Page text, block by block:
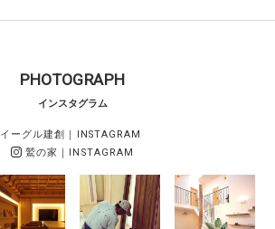
PHOTOGRAPH
インスタグラム
イーグル建創 ｜INSTAGRAM
鷲の家 ｜INSTAGRAM